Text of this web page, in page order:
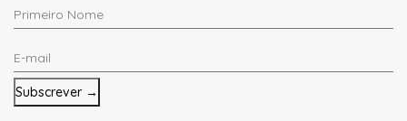
Primeiro
Nome
*
E-
mail
*